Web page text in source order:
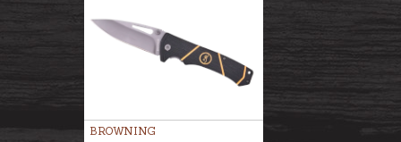
BROWNING